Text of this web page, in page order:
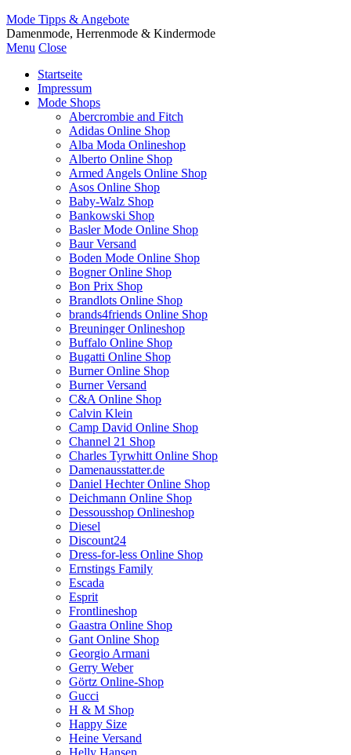
Mode Tipps & Angebote
Damenmode, Herrenmode & Kindermode
Menu Close
Startseite
Impressum
Mode Shops
Abercrombie and Fitch
Adidas Online Shop
Alba Moda Onlineshop
Alberto Online Shop
Armed Angels Online Shop
Asos Online Shop
Baby-Walz Shop
Bankowski Shop
Basler Mode Online Shop
Baur Versand
Boden Mode Online Shop
Bogner Online Shop
Bon Prix Shop
Brandlots Online Shop
brands4friends Online Shop
Breuninger Onlineshop
Buffalo Online Shop
Bugatti Online Shop
Burner Online Shop
Burner Versand
C&A Online Shop
Calvin Klein
Camp David Online Shop
Channel 21 Shop
Charles Tyrwhitt Online Shop
Damenausstatter.de
Daniel Hechter Online Shop
Deichmann Online Shop
Dessousshop Onlineshop
Diesel
Discount24
Dress-for-less Online Shop
Ernstings Family
Escada
Esprit
Frontlineshop
Gaastra Online Shop
Gant Online Shop
Georgio Armani
Gerry Weber
Görtz Online-Shop
Gucci
H & M Shop
Happy Size
Heine Versand
Helly Hansen